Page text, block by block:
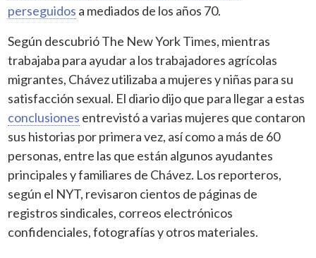
perseguidos a mediados de los años 70.
Según descubrió The New York Times, mientras
trabajaba para ayudar a los trabajadores agrícolas
migrantes, Chávez utilizaba a mujeres y niñas para su
satisfacción sexual. El diario dijo que para llegar a estas
conclusiones entrevistó a varias mujeres que contaron
sus historias por primera vez, así como a más de 60
personas, entre las que están algunos ayudantes
principales y familiares de Chávez. Los reporteros,
según el NYT, revisaron cientos de páginas de
registros sindicales, correos electrónicos
confidenciales, fotografías y otros materiales.